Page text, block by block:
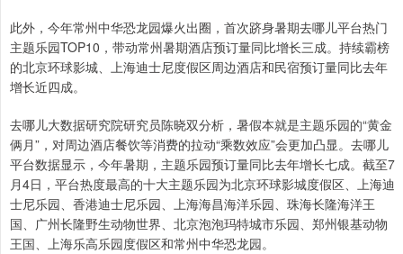
此外，今年常州中华恐龙园爆火出圈，首次跻身暑期去哪儿平台热门
主题乐园TOP10，带动常州暑期酒店预订量同比增长三成。持续霸榜
的北京环球影城、上海迪士尼度假区周边酒店和民宿预订量同比去年
增长近四成。
去哪儿大数据研究院研究员陈晓双分析，暑假本就是主题乐园的“黄金
俩月”，对周边酒店餐饮等消费的拉动“乘数效应”会更加凸显。去哪儿
平台数据显示，今年暑期，主题乐园预订量同比去年增长七成。截至7
月4日，平台热度最高的十大主题乐园为北京环球影城度假区、上海迪
士尼乐园、香港迪士尼乐园、上海海昌海洋乐园、珠海长隆海洋王
国、广州长隆野生动物世界、北京泡泡玛特城市乐园、郑州银基动物
王国、上海乐高乐园度假区和常州中华恐龙园。